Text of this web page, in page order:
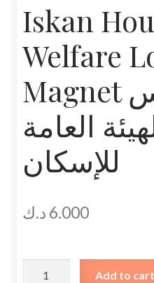
Iskan
Welfare
Magnet مغناطيس
العامة
للإسكان
6.000 د.ك
Add to cart